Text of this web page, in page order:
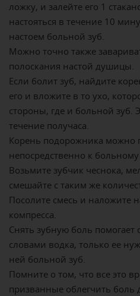
ложку, и залейте его 1
настояться в течение 10
настоем больной зуб.
Можно точно также
полоскания настой душицы.
Если болит зуб, найдите
его и вложите в то ухо,
стороны, где и больной зуб.
течение получаса.
Корень подорожника можно
непосредственно к больному
Возьмите зубчик чеснока,
смешайте с таким же
Посолите смесь и наложите
компресса.
Снять зубную боль
словами водка, только ее
ней больной зуб.
Помните о том, что все это
призванные облегчить боль